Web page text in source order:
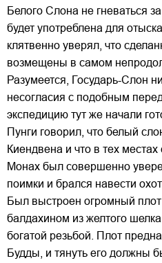
Белого Слона не гневаться
будет употреблена для
клятвенно уверял, что
возмещены в самом
Разумеется, Государь-Слон
несогласия с подобным
экспедицию тут же начали
Пунги говорил, что белый
Киендвена и что в тех местах
Монах был совершенно
поимки и брался навести
Был выстроен огромный
балдахином из желтого
богатой резьбой. Плот
Будды, и тянуть его должны